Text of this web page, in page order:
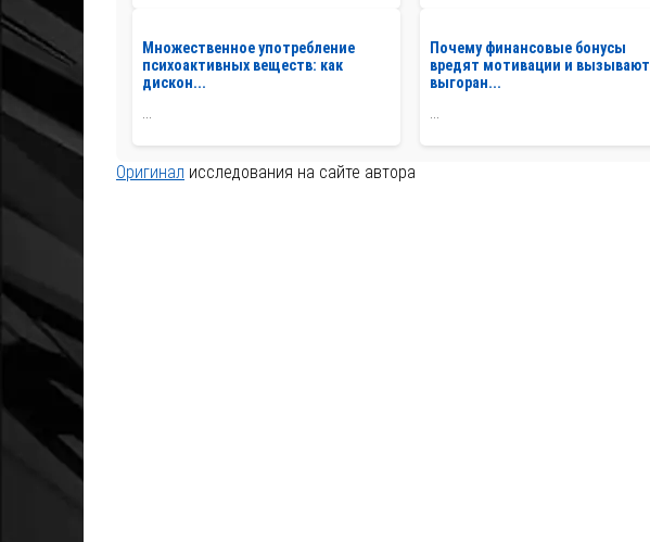
Множественное употребление
психоактивных веществ: как
дискон...
Почему финансовые бонусы
вредят мотивации и вызывают
выгоран...
Оригинал исследования на сайте автора